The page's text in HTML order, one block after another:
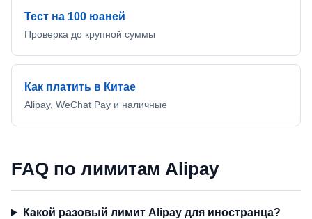
Тест на 100 юаней
Проверка до крупной суммы
Как платить в Китае
Alipay, WeChat Pay и наличные
FAQ по лимитам Alipay
Какой разовый лимит Alipay для иностранца?